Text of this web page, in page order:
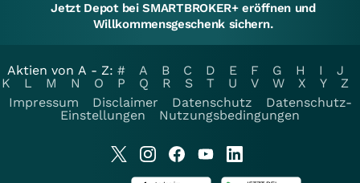
Jetzt Depot bei SMARTBROKER+ eröffnen und
Willkommensgeschenk sichern.
Aktien von A - Z: # A B C D E F G H I
J
K
L M N O P Q R S T U V W X Y
Z
Impressum
Disclaimer Datenschutz
Datenschutz-
Einstellungen
Nutzungsbedingungen